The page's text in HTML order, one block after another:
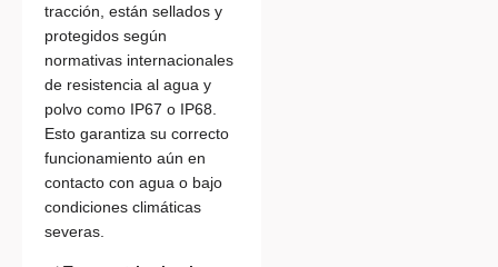
tracción, están sellados y
protegidos según
normativas internacionales
de resistencia al agua y
polvo como IP67 o IP68.
Esto garantiza su correcto
funcionamiento aún en
contacto con agua o bajo
condiciones climáticas
severas.